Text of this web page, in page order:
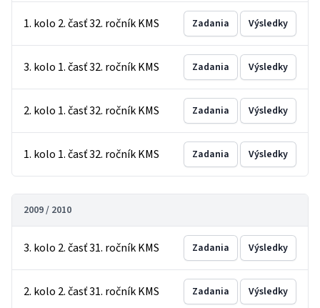
1. kolo 2. časť 32. ročník KMS Zadania Výsledky
3. kolo 1. časť 32. ročník KMS Zadania Výsledky
2. kolo 1. časť 32. ročník KMS Zadania Výsledky
1. kolo 1. časť 32. ročník KMS Zadania Výsledky
2009 / 2010
3. kolo 2. časť 31. ročník KMS Zadania Výsledky
2. kolo 2. časť 31. ročník KMS Zadania Výsledky